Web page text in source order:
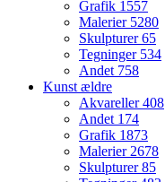
Grafik 1557
Malerier 5280
Skulpturer65
Tegninger 534
Andet 758
Kunst ældre
Akvareller408
Andet 174
Grafik 1873
Malerier2678
Skulpturer85